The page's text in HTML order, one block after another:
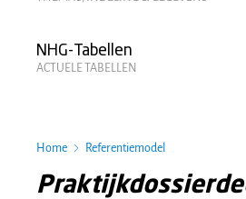
NHG-Tabellen
ACTUELE TABELLEN
Home Referentiemodel